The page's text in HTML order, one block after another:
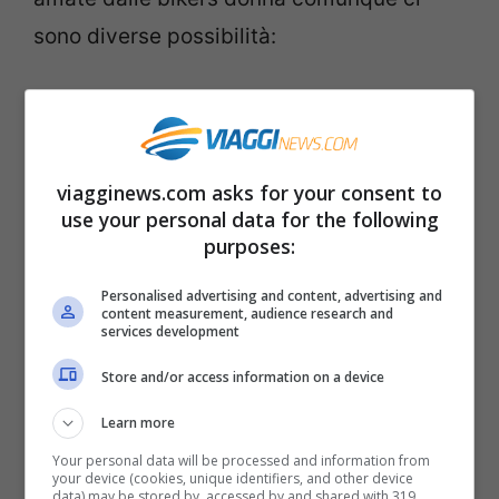
sono diverse possibilità:
sud:è un itinerario pieno di curve
che porta alla scoperta dalla della
Provenza, della natura selvaggia e
di improvvise cascate e ruscelli.
Chi invece tra le donne centauro
preferisce un viaggio più romantico
non può assolutamente perdere la
Germania meridionale alla scoperta
viagginews.com asks for your consent to
use your personal data for the following
purposes:
Personalised advertising and content, advertising and
content measurement, audience research and
services development
Store and/or access information on a device
Learn more
Your personal data will be processed and information from
your device (cookies, unique identifiers, and other device